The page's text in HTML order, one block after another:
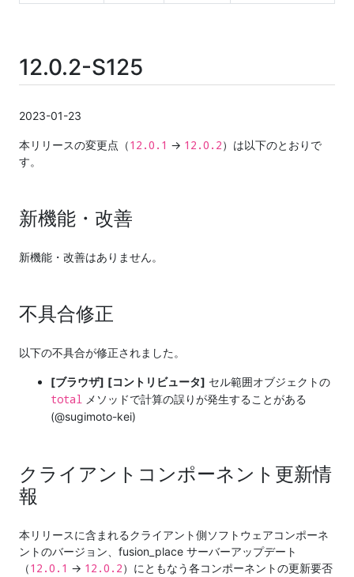
12.0.2-S125
2023-01-23
本リリースの変更点（12.0.1 → 12.0.2）は以下のとおりで
す。
新機能・改善
新機能・改善はありません。
不具合修正
以下の不具合が修正されました。
[ブラウザ] [コントリビュータ] セル範囲オブジェクトの
total メソッドで計算の誤りが発生することがある
(@sugimoto-kei)
クライアントコンポーネント更新情
報
本リリースに含まれるクライアント側ソフトウェアコンポーネ
ントのバージョン、fusion_place サーバーアップデート
（12.0.1 → 12.0.2）にともなう各コンポーネントの更新要否